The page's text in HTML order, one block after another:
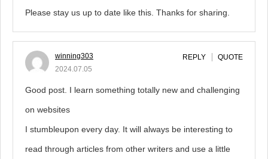
Please stay us up to date like this. Thanks for sharing.
winning303
2024.07.05
REPLY QUOTE
Good post. I learn something totally new and challenging
on websites
I stumbleupon every day. It will always be interesting to
read through articles from other writers and use a little